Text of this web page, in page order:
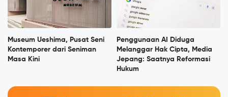
Museum Ueshima, Pusat Seni
Kontemporer dari Seniman
Masa Kini
Penggunaan AI Diduga
Melanggar Hak Cipta, Media
Jepang: Saatnya Reformasi
Hukum